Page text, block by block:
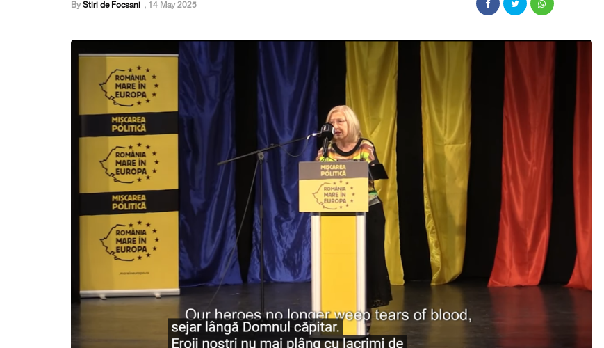
By Stiri de Focsani , 14 May 2025